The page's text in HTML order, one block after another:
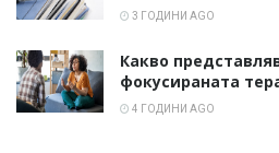
3 ГОДИНИ AGO
Какво
фокусираната
4 ГОДИНИ AGO